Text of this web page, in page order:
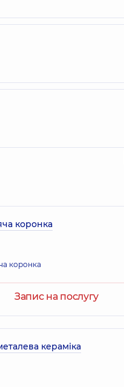
коронка
коронка
Запис на послугу
кераміка